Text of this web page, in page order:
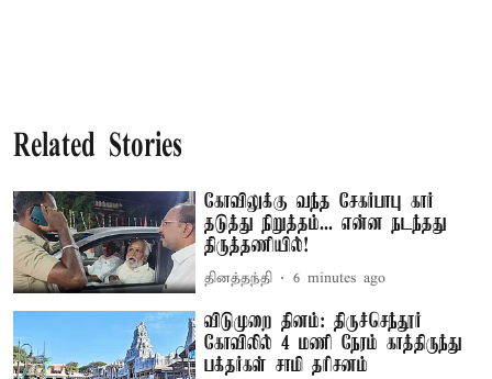
Related Stories
கோவிலுக்கு வந்த சேகர்பாபு கார்
தடுத்து நிறுத்தம்... என்ன நடந்தது
திருத்தணியில்!
தினத்தந்தி 6 minutes ago
விடுமுறை தினம்: திருச்செந்தூர்
கோவிலில் 4 மணி நேரம் காத்திருந்து
பக்தர்கள் சாமி தரிசனம்